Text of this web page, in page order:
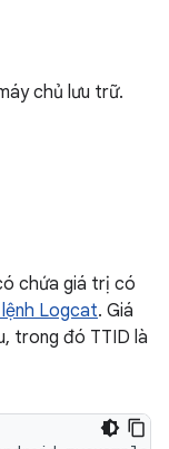
chủ lưu trữ.
chứa giá trị có
Logcat. Giá
trong đó TTID là